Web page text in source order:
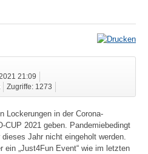
21:09
Zugriffe: 1273
Lockerungen in der Corona-
CUP 2021 geben. Pandemiebedingt
Jahr nicht eingeholt werden.
ein „Just4Fun Event“ wie im letzten